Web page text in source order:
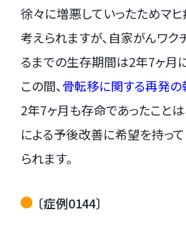
徐々に増悪していったためマ
考えられますが、自家がんワク
るまでの生存期間は2年7ヶ月
この間、骨転移に関する再発の
2年7ヶ月も存命であったこと
による予後改善に希望を持っ
られます。
〔症例0144〕